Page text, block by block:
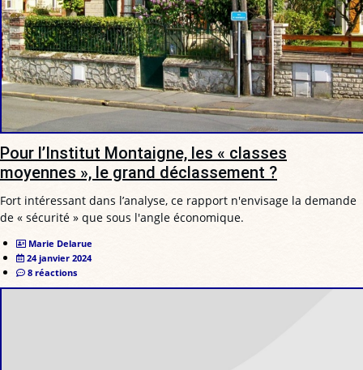
Pour l’Institut Montaigne, les « classes
moyennes », le grand déclassement ?
Fort intéressant dans l’analyse, ce rapport n'envisage la demande
de « sécurité » que sous l'angle économique.
Marie Delarue
24 janvier 2024
8 réactions